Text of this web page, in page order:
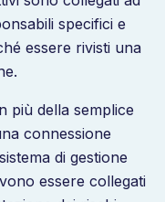
specifici e
essere rivisti una
più della semplice
connessione
di gestione
essere collegati